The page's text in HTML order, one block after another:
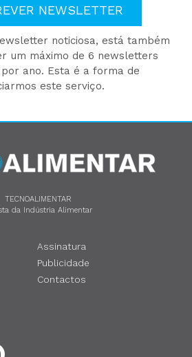
NEWSLETTER
noticiosa, está também
um máximo de 6 newsletters
ano. Esta é a forma de
este serviço.
TECNOALIMENTAR
da Indústria Alimentar
Assinatura
Publicidade
Contactos